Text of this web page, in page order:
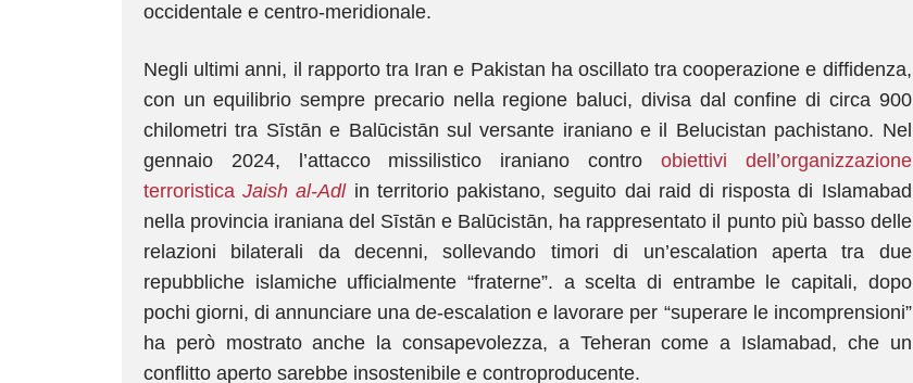
occidentale e centro-meridionale.
Negli ultimi anni, il rapporto tra Iran e Pakistan ha oscillato tra cooperazione e diffidenza,
con un equilibrio sempre precario nella regione baluci, divisa dal confine di circa 900
chilometri tra Sīstān e Balūcistān sul versante iraniano e il Belucistan pachistano. Nel
gennaio 2024, l’attacco missilistico iraniano contro obiettivi dell’organizzazione
terroristicaJaish al-Adlin territorio pakistano, seguito dai raid di risposta di Islamabad
nella provincia iraniana del Sīstān e Balūcistān, ha rappresentato il punto più basso delle
relazioni bilaterali da decenni, sollevando timori di un’escalation aperta tra due
repubbliche islamiche ufficialmente “fraterne”. a scelta di entrambe le capitali, dopo
pochi giorni, di annunciare una de-escalation e lavorare per “superare le incomprensioni”
ha però mostrato anche la consapevolezza, a Teheran come a Islamabad, che un
conflitto aperto sarebbe insostenibile e controproducente.